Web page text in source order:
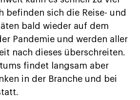
befinden sich die Reise- und
bald wieder auf dem
Pandemie und werden aller
nach dieses überschreiten.
findet langsam aber
in der Branche und bei